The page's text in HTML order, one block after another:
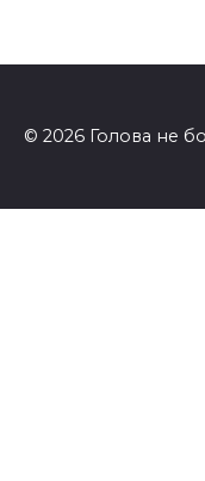
© 2026 Голова не